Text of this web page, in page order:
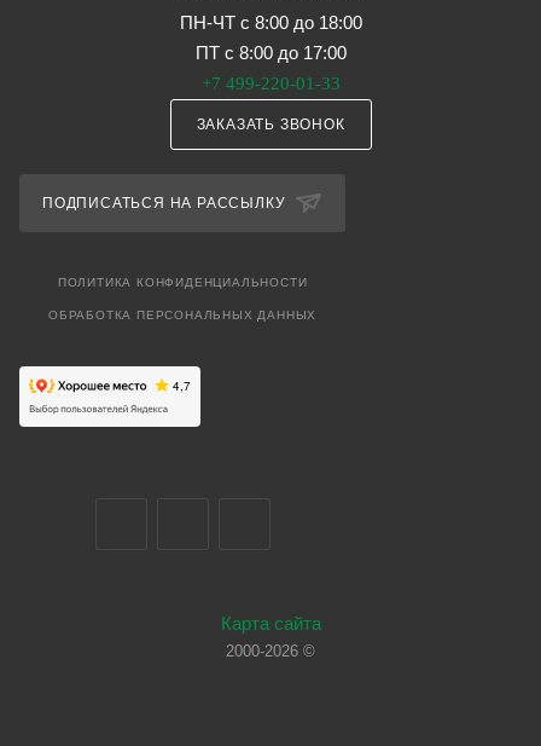
ПН-ЧТ с 8:00 до 18:00
ПТ с 8:00 до 17:00
+7 499-220-01-33
ЗАКАЗАТЬ ЗВОНОК
ПОДПИСАТЬСЯ НА РАССЫЛКУ
ПОЛИТИКА КОНФИДЕНЦИАЛЬНОСТИ
ОБРАБОТКА ПЕРСОНАЛЬНЫХ ДАННЫХ
Карта сайта
2000-2026 ©